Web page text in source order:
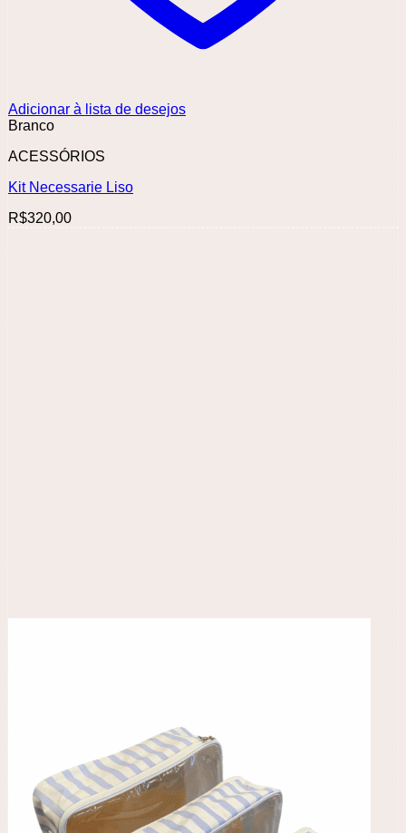
Adicionar à lista de desejos
Branco
ACESSÓRIOS
Kit Necessarie Liso
R$320,00